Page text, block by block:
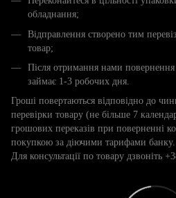
обладнання;
Відправлення створено тим
товар;
Після отримання нами повернення
займає 1-3 робочих дня.
Гроші повертаються відповідно до
перевірки товару (не більше 7
грошових переказів при поверненні
покупкою за діючими тарифами банку.
Для консультації по товару дзвоніть